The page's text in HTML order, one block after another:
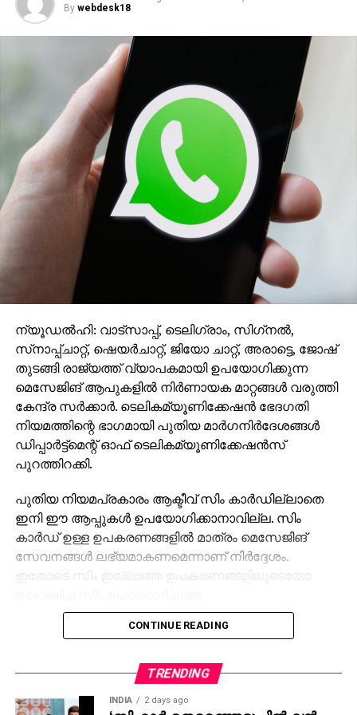
By webdesk18
ന്യൂഡല്‍ഹി: വാട്‌സാപ്പ്, ടെലിഗ്രാം, സിഗ്‌നല്‍,
സ്‌നാപ്പ്ചാറ്റ്, ഷെയര്‍ചാറ്റ്, ജിയോ ചാറ്റ്, അരാട്ടെ, ജോഷ്
തുടങ്ങി രാജ്യത്ത് വ്യാപകമായി ഉപയോഗിക്കുന്ന
മെസേജിങ് ആപുകളില്‍ നിര്‍ണായക മാറ്റങ്ങള്‍ വരുത്തി
കേന്ദ്ര സര്‍ക്കാര്‍. ടെലികമ്യൂണിക്കേഷന്‍ ഭേദഗതി
നിയമത്തിന്റെ ഭാഗമായി പുതിയ മാര്‍ഗനിര്‍ദേശങ്ങള്‍
ഡിപ്പാര്‍ട്ട്‌മെന്റ് ഓഫ് ടെലികമ്യൂണിക്കേഷന്‍സ്
പുറത്തിറക്കി.
പുതിയ നിയമപ്രകാരം ആക്ടീവ് സിം കാര്‍ഡില്ലാതെ
ഇനി ഈ ആപ്പുകള്‍ ഉപയോഗിക്കാനാവില്ല. സിം
കാര്‍ഡ് ഉള്ള ഉപകരണങ്ങളില്‍ മാത്രം മെസേജിങ്
സേവനങ്ങള്‍ ലഭ്യമാകണമെന്നാണ് നിര്‍ദ്ദേശം.
ഇതോടെ സിം ഇല്ലാത്ത ഉപകരണങ്ങളിലൂടെയോ
അക്കൗണ്ടുകളിലൂടെയോ ആപ്പുകള്‍ പ്രവര്‍ത്തിപ്പിക്കുന്ന
രീതി പൂര്‍ണമായി തടയപ്പെടും.
വെബ് ബ്രൗസര്‍ വഴി ലോഗിന്‍ ചെയ്യുന്ന
ഉപയോക്താക്കള്‍ ആറ് മണിക്കൂറിന് ഒരിക്കല്‍ ലോഗ്
ഔട്ട് ചെയ്യേണ്ടതുണ്ടെന്ന് പുതിയ മാര്‍ഗനിര്‍ദ്ദേശം
CONTINUE READING
TRENDING
INDIA 2 days ago